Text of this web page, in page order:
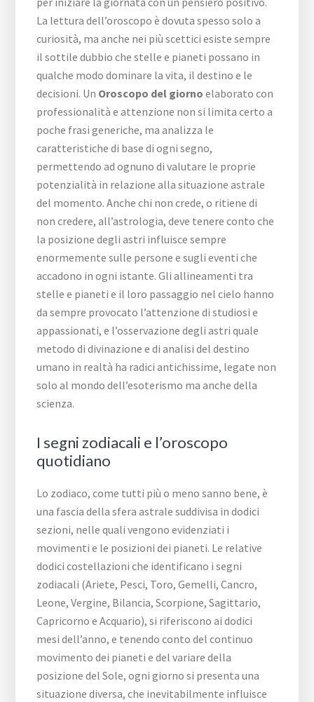
La lettura dell’oroscopo è dovuta spesso solo a
curiosità, ma anche nei più scettici esiste sempre
il sottile dubbio che stelle e pianeti possano in
qualche modo dominare la vita, il destino e le
decisioni. Un Oroscopo del giornoelaborato con
professionalità e attenzione non si limita certo a
poche frasi generiche, ma analizza le
caratteristiche di base di ogni segno,
permettendo ad ognuno di valutare le proprie
potenzialità in relazione alla situazione astrale
del momento. Anche chi non crede, o ritiene di
non credere, all’astrologia, deve tenere conto che
la posizione degli astri influisce sempre
enormemente sulle persone e sugli eventi che
accadono in ogni istante. Gli allineamenti tra
stelle e pianeti e il loro passaggio nel cielo hanno
da sempre provocato l’attenzione di studiosi e
appassionati, e l’osservazione degli astri quale
metodo di divinazione e di analisi del destino
umano in realtà ha radici antichissime, legate non
solo al mondo dell’esoterismo ma anche della
scienza.
I segni zodiacali e l’oroscopo
quotidiano
Lo zodiaco, come tutti più o meno sanno bene, è
una fascia della sfera astrale suddivisa in dodici
sezioni, nelle quali vengono evidenziati i
movimenti e le posizioni dei pianeti. Le relative
dodici costellazioni che identificano i segni
zodiacali (Ariete, Pesci, Toro, Gemelli, Cancro,
Leone, Vergine, Bilancia, Scorpione, Sagittario,
Capricorno e Acquario), si riferiscono ai dodici
mesi dell’anno, e tenendo conto del continuo
movimento dei pianeti e del variare della
posizione del Sole, ogni giorno si presenta una
situazione diversa, che inevitabilmente influisce